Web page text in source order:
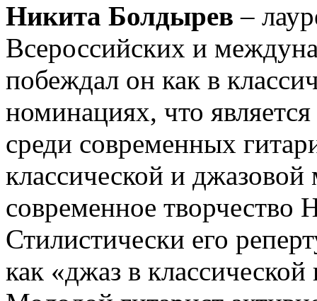
Никита Болдырев –
Всероссийских и
побеждал он как в
номинациях, что
среди современных
классической и джазовой
современное творчество
Стилистически его
как «джаз в